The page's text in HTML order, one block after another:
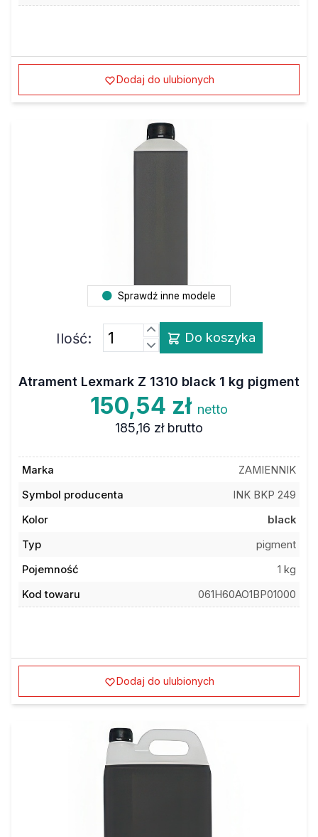
Dodaj do ulubionych
Sprawdź inne modele
Ilość: Do koszyka
Atrament Lexmark Z 1310 black 1 kg pigment
150,54 zł netto
185,16 zł brutto
Marka
ZAMIENNIK
Symbol producenta
INK BKP 249
Kolor
black
Typ
pigment
Pojemność
1 kg
Kod towaru
061H60AO1BP01000
Dodaj do ulubionych